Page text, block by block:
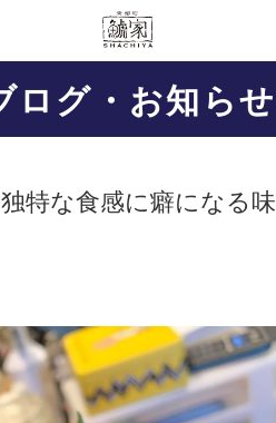
ログ・お知らせ
特な食感に癖になる味